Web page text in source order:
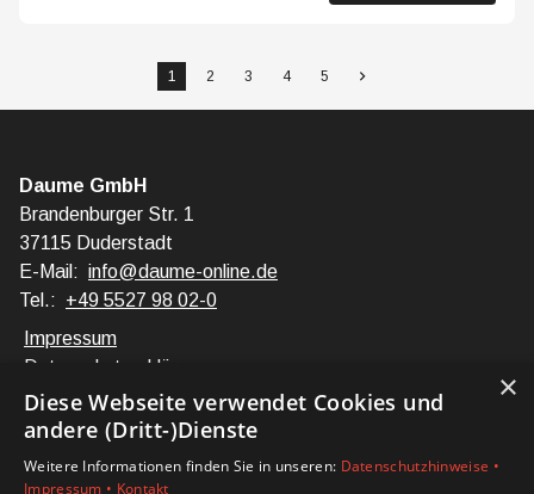
1 2 3 4 5
Daume GmbH
Brandenburger Str. 1
37115 Duderstadt
E-Mail: info@daume-online.de
Tel.: +49 5527 98 02-0
Impressum
Datenschutzerklärung
Barrierefreiheitserklärung
Privatkunden
×
Diese Webseite verwendet Cookies und
andere (Dritt-)Dienste
Weitere Informationen finden Sie in unseren: Datenschutzhinweise •
Impressum • Kontakt